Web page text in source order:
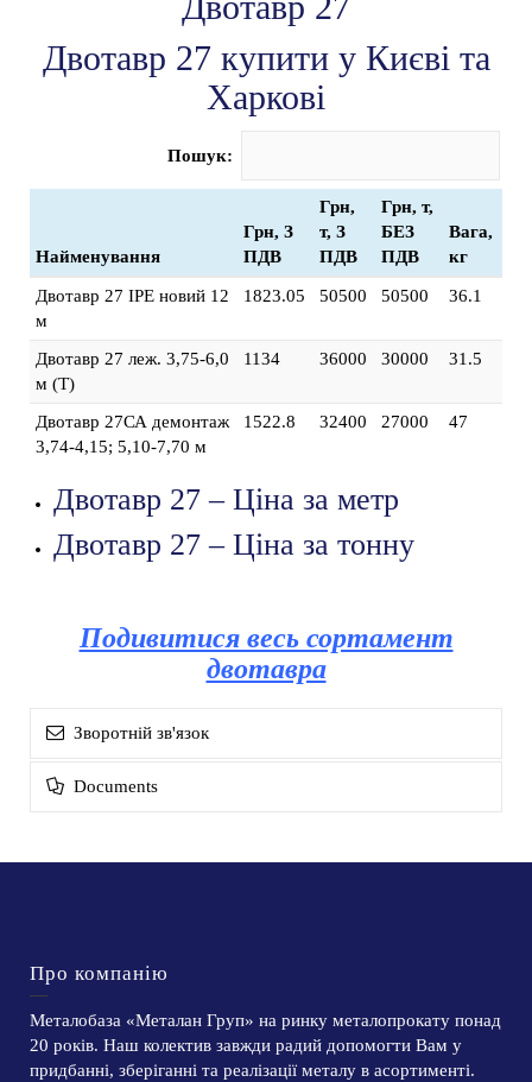
Двотавр 27 купити у Києві та
Харкові
Пошук:
Найменування
Грн, З
ПДВ
Грн,
т, З
ПДВ
Грн, т,
БЕЗ
ПДВ
Вага,
кг
Двотавр 27 IPE новий 12
м
1823.05 50500 50500 36.1
Двотавр 27 леж. 3,75-6,0
м (Т)
1134 36000 30000 31.5
Двотавр 27СА демонтаж
3,74-4,15; 5,10-7,70 м
1522.8 32400 27000 47
Двотавр 27 – Ціна за метр
Двотавр 27 – Ціна за тонну
Подивитися весь сортамент
двотавра
Зворотній зв'язок
Documents
Про компанію
Металобаза «Металан Груп» на ринку металопрокату понад
20 років. Наш колектив завжди радий допомогти Вам у
придбанні, зберіганні та реалізації металу в асортименті.